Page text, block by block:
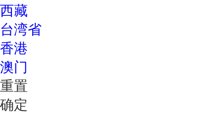
西藏
台湾省
香港
澳门
重置
确定